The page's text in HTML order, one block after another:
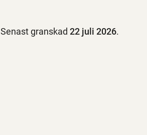
Senast granskad22 juli 2026.